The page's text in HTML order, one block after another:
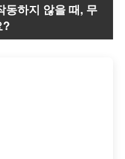
동하지 않을 때, 무
?